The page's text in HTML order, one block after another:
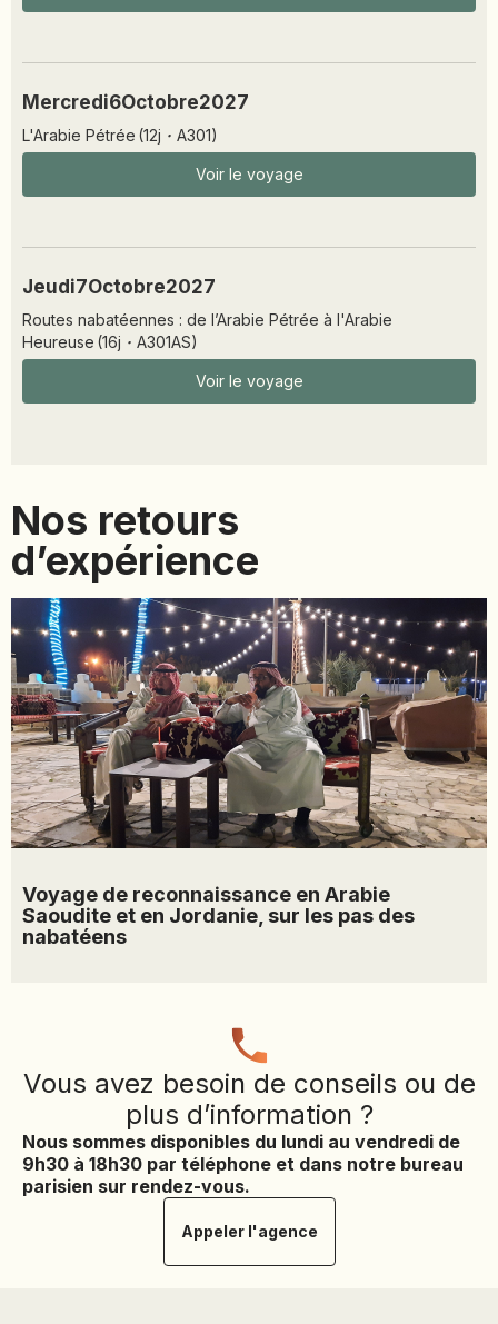
Mercredi6Octobre2027
L'Arabie Pétrée (12j · A301)
Voir le voyage
Jeudi7Octobre2027
Routes nabatéennes : de l’Arabie Pétrée à l'Arabie
Heureuse (16j · A301AS)
Voir le voyage
Nos retours
d’expérience
Voyage de reconnaissance en Arabie
Saoudite et en Jordanie, sur les pas des
nabatéens
Vous avez besoin de conseils ou de
plus d’information ?
Nous sommes disponibles du lundi au vendredi de
9h30 à 18h30 par téléphone et dans notre bureau
parisien sur rendez-vous.
Appeler l'agence